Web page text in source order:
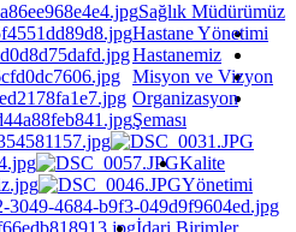
Sağlık Müdürümüz
Hastane Yönetimi
Hastanemiz
Misyon ve Vizyon
Organizasyon
Şeması
Kalite
Yönetimi